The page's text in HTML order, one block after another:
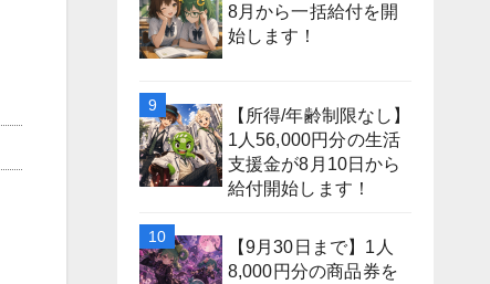
8月から一括給付を開
始します！
【所得/年齢制限なし】
1人56,000円分の生活
支援金が8月10日から
給付開始します！
【9月30日まで】1人
8,000円分の商品券を